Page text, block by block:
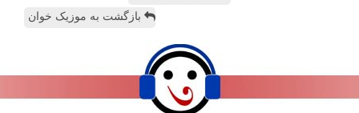
بازگشت به موزیک خوان